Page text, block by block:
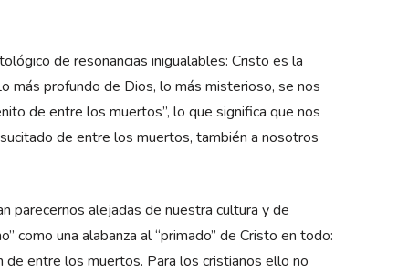
de resonancias inigualables: Cristo es la
más profundo de Dios, lo más misterioso, se nos
de entre los muertos”, lo que significa que nos
de entre los muertos, también a nosotros
parecernos alejadas de nuestra cultura y de
como una alabanza al “primado” de Cristo en todo:
de entre los muertos. Para los cristianos ello no